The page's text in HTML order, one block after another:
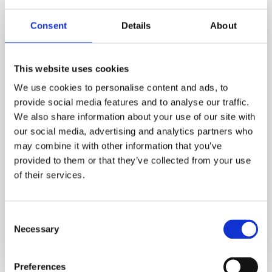
Consent Details About
This website uses cookies
We use cookies to personalise content and ads, to
provide social media features and to analyse our traffic.
We also share information about your use of our site with
our social media, advertising and analytics partners who
may combine it with other information that you’ve
provided to them or that they’ve collected from your use
of their services.
Selection
Necessary
Preferences
lopper). Her udvikler de sig til en cyste med en lille
bændelorm i, som er infektive for katten, når katten
indtager en mellemvært, f.eks. ved at vasker sig.
Cysten aktiveres af galde i kattens mave-tarm-
system, og bændelormen hæfter sig til
tarmvæggen, hvorefter cyklus er fuldført.
Æggene skal igennem en mellemvært for at udvikle